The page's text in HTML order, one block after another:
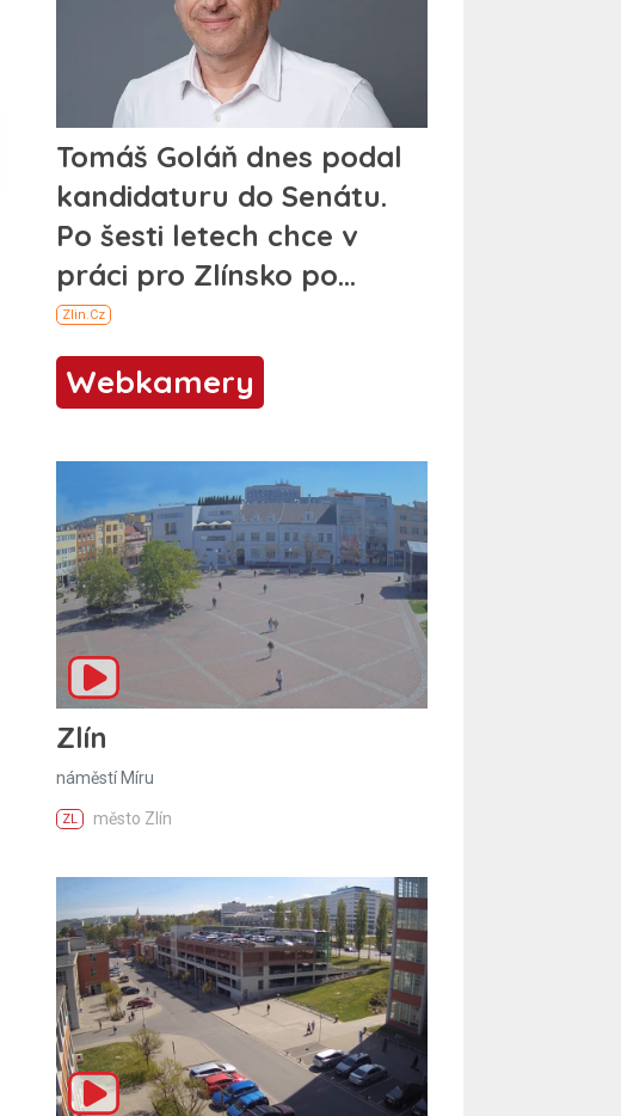
Webkamery
Zlín
náměstí Míru
ZL město Zlín